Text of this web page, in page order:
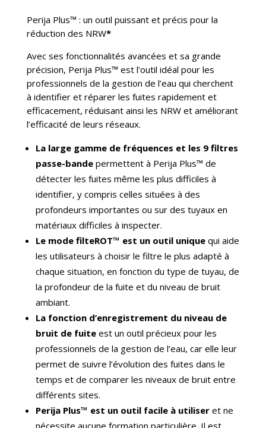
Perija Plus™ : un outil puissant et précis pour la
réduction des NRW*
Avec ses fonctionnalités avancées et sa grande
précision, Perija Plus™ est l’outil idéal pour les
professionnels de la gestion de l’eau qui cherchent
à identifier et réparer les fuites rapidement et
efficacement, réduisant ainsi les NRW et améliorant
l’efficacité de leurs réseaux.
La large gamme de fréquences et les 9 filtres
passe-bandepermettent à Perija Plus™ de
détecter les fuites même les plus difficiles à
identifier, y compris celles situées à des
profondeurs importantes ou sur des tuyaux en
matériaux difficiles à inspecter.
Le mode filteROT™ est un outil uniquequi aide
les utilisateurs à choisir le filtre le plus adapté à
chaque situation, en fonction du type de tuyau, de
la profondeur de la fuite et du niveau de bruit
ambiant.
La fonction d’enregistrement du niveau de
bruit de fuiteest un outil précieux pour les
professionnels de la gestion de l’eau, car elle leur
permet de suivre l’évolution des fuites dans le
temps et de comparer les niveaux de bruit entre
différents sites.
Perija Plus™ est un outil facile à utiliseret ne